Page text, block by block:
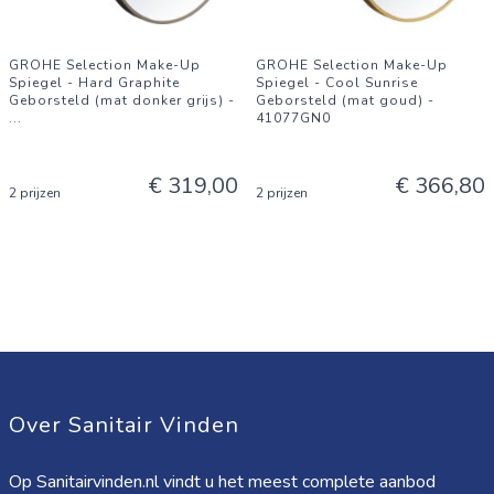
GROHE Selection Make-Up
Spiegel - Hard Graphite
Geborsteld (mat donker grijs) -
...
2 prijzen € 319,00
GROHE Selection Make-Up
Spiegel - Cool Sunrise
Geborsteld (mat goud) -
41077GN0
2 prijzen € 366,80
Over Sanitair Vinden
Op Sanitairvinden.nl vindt u het meest complete aanbod